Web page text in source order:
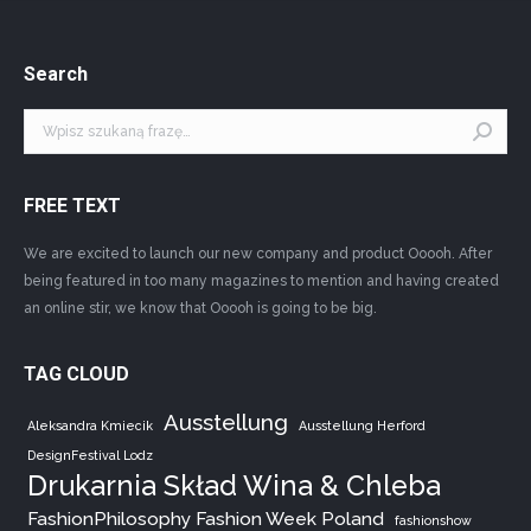
Search
Szukaj:
FREE TEXT
We are excited to launch our new company and product Ooooh. After
being featured in too many magazines to mention and having created
an online stir, we know that Ooooh is going to be big.
TAG CLOUD
Aleksandra Kmiecik Ausstellung Ausstellung Herford
DesignFestival Lodz
Drukarnia Skład Wina & Chleba
FashionPhilosophy Fashion Week Poland fashionshow